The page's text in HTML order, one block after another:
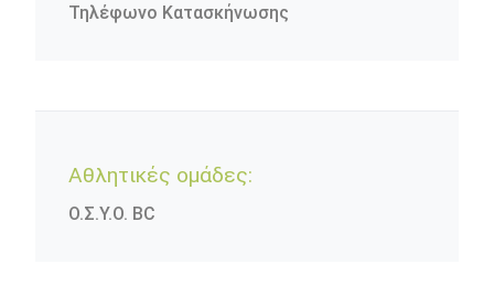
Τηλέφωνο Κατασκήνωσης
Αθλητικές ομάδες:
Ο.Σ.Υ.Ο. BC